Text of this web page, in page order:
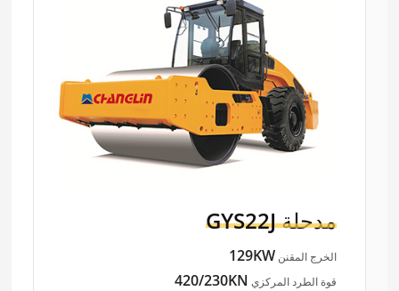
مدحلةGYS22J
الخرج المقنن129KW
قوة الطرد المركزي 420/230KN